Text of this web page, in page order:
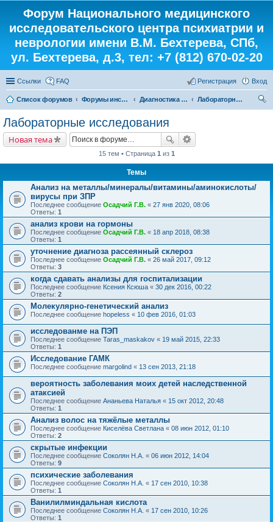
Форум Национального медицинского
исследовательского центра психиатрии и
неврологии имени В.М. Бехтерева, СПб,
ул. Бехтерева, д.3, тел: +7 (812) 670-02-20
Ссылки FAQ Вход
Регистрация
Список форумов Форумы института Диагностика от «А» до «Я»
Лабораторные исследования
Лабораторные исследования
Новая тема
15 тем • Страница 1 из 1
Темы
Анализ на металлы/минералы/витамины/аминокислоты/
вирусы при ЗПР
Последнее сообщение Осадчий Г.В. « 27 янв 2020, 08:06
Ответы: 1
анализ крови на гормоны
Последнее сообщение Осадчий Г.В. « 18 апр 2018, 08:38
Ответы: 1
уточнение диагноза рассеянный склероз
Последнее сообщение Осадчий Г.В. « 26 май 2017, 09:12
Ответы: 3
когда сдавать анализы для госпитализации
Последнее сообщение Ксения Ксюша « 30 дек 2016, 00:22
Ответы: 2
Молекулярно-генетический анализ
Последнее сообщение hopeless « 10 фев 2016, 01:03
исследованме на ПЭП
Последнее сообщение Taras_maskakov « 19 май 2015, 22:33
Ответы: 1
Исследование ГАМК
Последнее сообщение margolind « 13 сен 2013, 21:18
вероятность заболевания моих детей наследственной
атаксией
Последнее сообщение Ананьева Наталья « 15 окт 2012, 20:48
Ответы: 1
Анализ волос на тяжёлые металлы
Последнее сообщение Киселёва Светлана « 08 июн 2012, 01:10
Ответы: 2
скрытые инфекции
Последнее сообщение Соколян Н.А. « 06 июн 2012, 14:04
Ответы: 9
психические заболевания
Последнее сообщение Соколян Н.А. « 17 сен 2010, 10:38
Ответы: 1
Ванилилминдальная кислота
Последнее сообщение Соколян Н.А. « 17 сен 2010, 10:26
Ответы: 1